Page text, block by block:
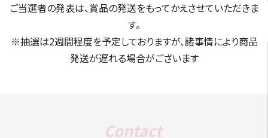
ご当選者の発表は、賞品の発送をもってかえさせていただきま
す。
※抽選は2週間程度を予定しておりますが、諸事情により商品
発送が遅れる場合がございます